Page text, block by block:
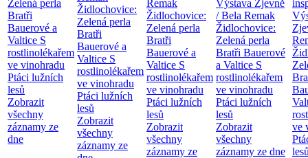
Zelená perla
Bratři
Bauerové a
Valtice S
rostlinolékařem
ve vinohradu
Ptáci lužních
lesů
Zobrazit
všechny
záznamy ze
dne
Židlochovice:
Zelená perla
Bratři
Bauerové a
Valtice S
rostlinolékařem
ve vinohradu
Ptáci lužních
lesů
Zobrazit
všechny
záznamy ze
Remak
Židlochovice:
Zelená perla
Bratři
Bauerové a
Valtice S
rostlinolékařem
ve vinohradu
Ptáci lužních
lesů
Zobrazit
všechny
záznamy ze
Výstava Zjevně
/ Bela Remak
Židlochovice:
Zelená perla
Bratři Bauerové
a Valtice S
rostlinolékařem
ve vinohradu
Ptáci lužních
lesů
Zobrazit
všechny
záznamy ze dne
ve